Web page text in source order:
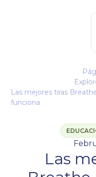
Las mejores tiras
funciona
Las